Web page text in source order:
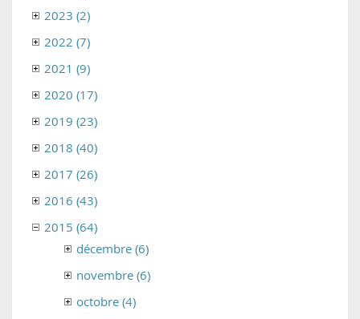
2023 (2)
2022 (7)
2021 (9)
2020 (17)
2019 (23)
2018 (40)
2017 (26)
2016 (43)
2015 (64)
décembre (6)
novembre (6)
octobre (4)